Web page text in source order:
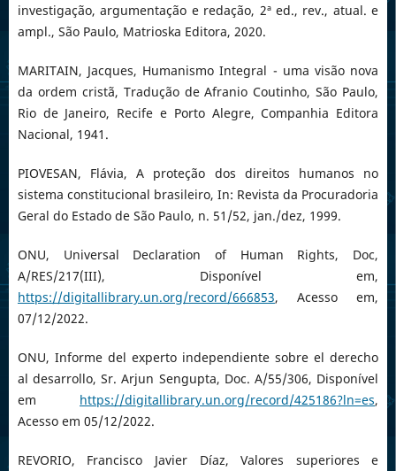
investigação, argumentação e redação, 2ª ed., rev., atual. e
ampl., São Paulo, Matrioska Editora, 2020.
MARITAIN, Jacques, Humanismo Integral - uma visão nova
da ordem cristã, Tradução de Afranio Coutinho, São Paulo,
Rio de Janeiro, Recife e Porto Alegre, Companhia Editora
Nacional, 1941.
PIOVESAN, Flávia, A proteção dos direitos humanos no
sistema constitucional brasileiro, In: Revista da Procuradoria
Geral do Estado de São Paulo, n. 51/52, jan./dez, 1999.
ONU, Universal Declaration of Human Rights, Doc,
A/RES/217(III), Disponível em,
https://digitallibrary.un.org/record/666853, Acesso em,
07/12/2022.
ONU, Informe del experto independiente sobre el derecho
al desarrollo, Sr. Arjun Sengupta, Doc. A/55/306, Disponível
em https://digitallibrary.un.org/record/425186?ln=es,
Acesso em 05/12/2022.
REVORIO, Francisco Javier Díaz, Valores superiores e